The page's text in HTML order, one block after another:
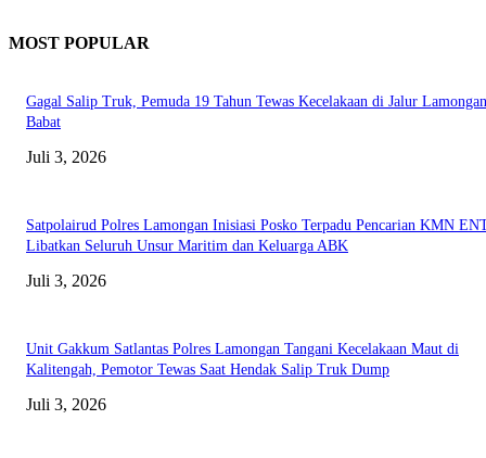
MOST POPULAR
Gagal Salip Truk, Pemuda 19 Tahun Tewas Kecelakaan di Jalur
Babat
Juli 3, 2026
Satpolairud Polres Lamongan Inisiasi Posko Terpadu Pencarian KMN
Libatkan Seluruh Unsur Maritim dan Keluarga ABK
Juli 3, 2026
Unit Gakkum Satlantas Polres Lamongan Tangani Kecelakaan Maut di
Kalitengah, Pemotor Tewas Saat Hendak Salip Truk Dump
Juli 3, 2026